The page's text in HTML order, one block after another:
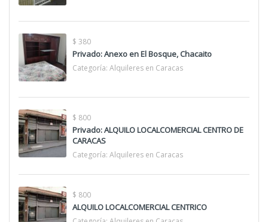
$ 380
Privado: Anexo en El Bosque, Chacaito
Categoría: Alquileres en Caracas
$ 800
Privado: ALQUILO LOCALCOMERCIAL CENTRO DE
CARACAS
Categoría: Alquileres en Caracas
$ 800
ALQUILO LOCALCOMERCIAL CENTRICO